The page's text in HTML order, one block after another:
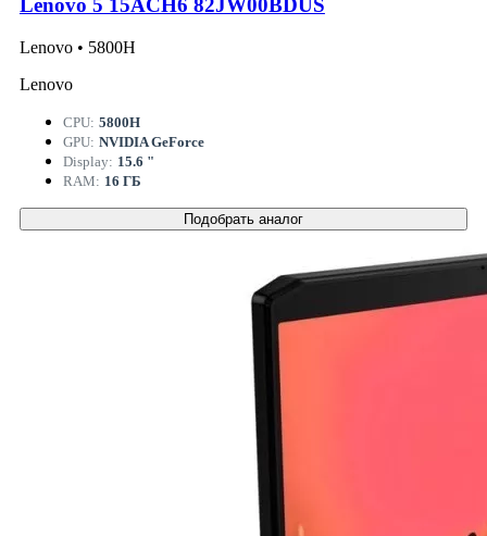
Lenovo 5 15ACH6 82JW00BDUS
Lenovo • 5800H
Lenovo
CPU: 5800H
GPU: NVIDIA GeForce
Display: 15.6 "
RAM: 16 ГБ
Подобрать аналог